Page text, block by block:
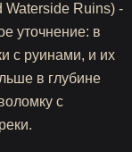
Ruins) -
уточнение: в
с руинами, и их
в глубине
с